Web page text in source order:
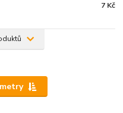
7 Kč